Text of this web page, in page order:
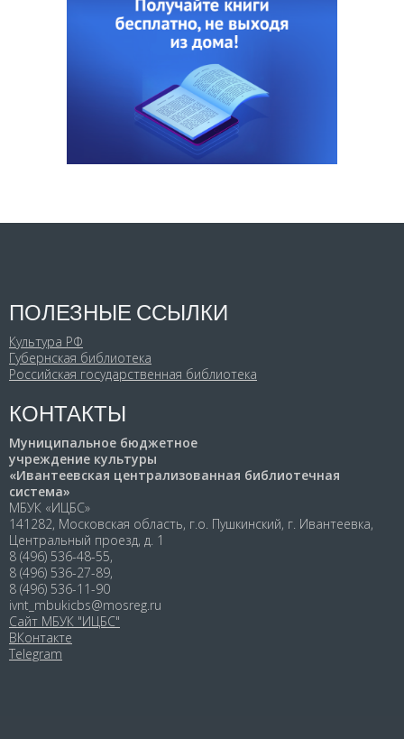
ПОЛЕЗНЫЕ ССЫЛКИ
Культура РФ
Губернская библиотека
Российская государственная библиотека
КОНТАКТЫ
Муниципальное бюджетное
учреждение культуры
«Ивантеевская централизованная библиотечная
система»
МБУК «ИЦБС»
141282, Московская область, г.о. Пушкинский, г. Ивантеевка,
Центральный проезд, д. 1
8 (496) 536-48-55,
8 (496) 536-27-89,
8 (496) 536-11-90
ivnt_mbukicbs@mosreg.ru
Сайт МБУК "ИЦБС"
ВКонтакте
Telegram